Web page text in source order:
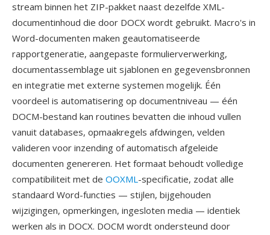
stream binnen het ZIP-pakket naast dezelfde XML-
documentinhoud die door DOCX wordt gebruikt. Macro's in
Word-documenten maken geautomatiseerde
rapportgeneratie, aangepaste formulierverwerking,
documentassemblage uit sjablonen en gegevensbronnen
en integratie met externe systemen mogelijk. Één
voordeel is automatisering op documentniveau — één
DOCM-bestand kan routines bevatten die inhoud vullen
vanuit databases, opmaakregels afdwingen, velden
valideren voor inzending of automatisch afgeleide
documenten genereren. Het formaat behoudt volledige
compatibiliteit met de OOXML-specificatie, zodat alle
standaard Word-functies — stijlen, bijgehouden
wijzigingen, opmerkingen, ingesloten media — identiek
werken als in DOCX. DOCM wordt ondersteund door